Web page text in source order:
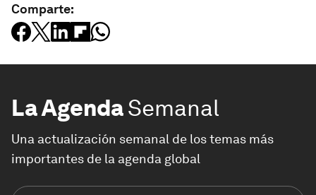
Comparte:
La AgendaSemanal
Una actualización semanal de los temas más
importantes de la agenda global